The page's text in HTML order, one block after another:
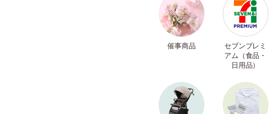
催事商品
セブンプレミ
アム（食品・
日用品）